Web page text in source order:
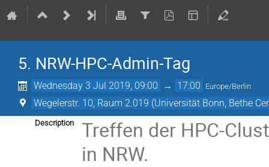
5. NRW-HPC-Admin-Tag
Wednesday 3 Jul 2019, 09:00 → 17:00 Europe/Berlin
Wegelerstr. 10, Raum 2.019 (Universität Bonn, Bethe
Description
Treffen der HPC-
in NRW.